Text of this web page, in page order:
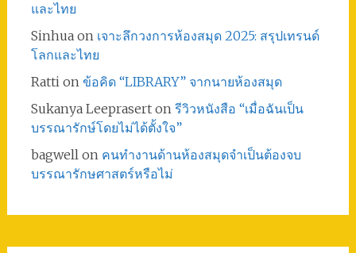
และไทย
Sinhuaon เจาะลึกวงการห้องสมุด 2025: สรุปเทรนด์
โลกและไทย
Rattion ข้อคิด “LIBRARY” จากนายห้องสมุด
Sukanya Leepraserton รีวิวหนังสือ “เมื่อฉันเป็น
บรรณารักษ์โดยไม่ได้ตั้งใจ”
bagwellon คนทำงานด้านห้องสมุดจำเป็นต้องจบ
บรรณารักษศาสตร์หรือไม่